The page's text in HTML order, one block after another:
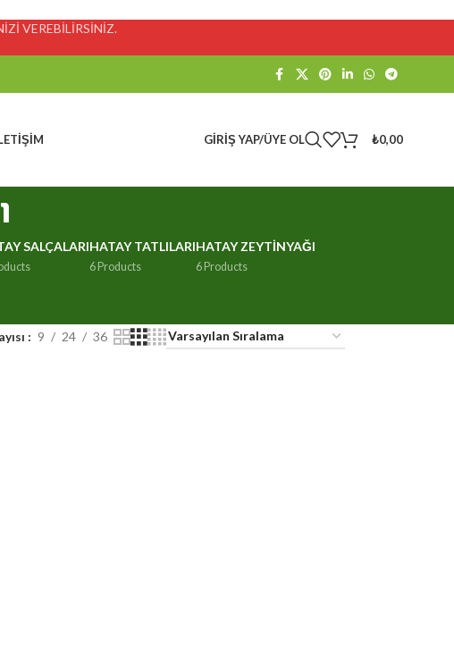
VEREBİLİRSİNİZ.
GIRIŞ YAP/ÜYE OL ₺0,00
SALÇALARIHATAY TATLILARI
6 Products
HATAY ZEYTINYAĞI
6 Products
9 24 36